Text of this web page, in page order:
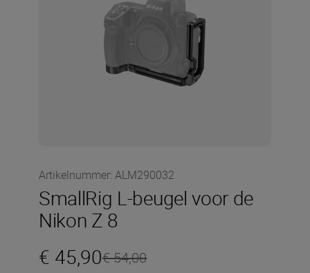
Artikelnummer: ALM290032
SmallRig L-beugel voor de
Nikon Z 8
€ 45,90€ 54,00